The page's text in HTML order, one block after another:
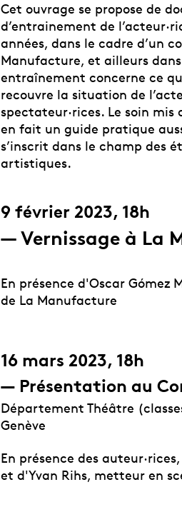
Cet ouvrage se propose de
d’entrainement de
années, dans le cadre d’un
Manufacture, et ailleurs
entraînement concerne ce
recouvre la situation de
spectateur·rices. Le soin
en fait un guide pratique
s’inscrit dans le champ des
artistiques.
9 février 2023, 18h
— Vernissage à La
En présence d'Oscar Gómez
de La Manufacture
16 mars 2023, 18h
— Présentation au
Département Théâtre
Genève
En présence des
et d'Yvan Rihs, metteur en